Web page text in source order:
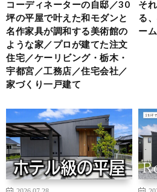
コーディネーターの自邸／30
坪の平屋で叶えた和モダンと
名作家具が調和する美術館の
ような家／プロが建てた注文
住宅／ケーリビング・栃木・
宇都宮／工務店／住宅会社／
家づくり一戸建て
そ
る
ー